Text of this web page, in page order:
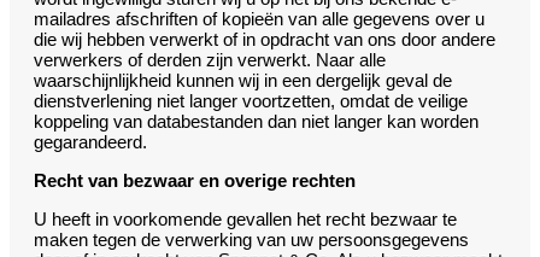
mailadres afschriften of kopieën van alle gegevens over u
die wij hebben verwerkt of in opdracht van ons door andere
verwerkers of derden zijn verwerkt. Naar alle
waarschijnlijkheid kunnen wij in een dergelijk geval de
dienstverlening niet langer voortzetten, omdat de veilige
koppeling van databestanden dan niet langer kan worden
gegarandeerd.
Recht van bezwaar en overige rechten
U heeft in voorkomende gevallen het recht bezwaar te
maken tegen de verwerking van uw persoonsgegevens